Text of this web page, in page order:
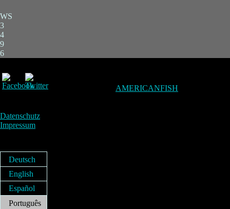
WS
3
4
9
6
AMERICANFISH
Datenschutz
Impressum
Deutsch
English
Español
Português